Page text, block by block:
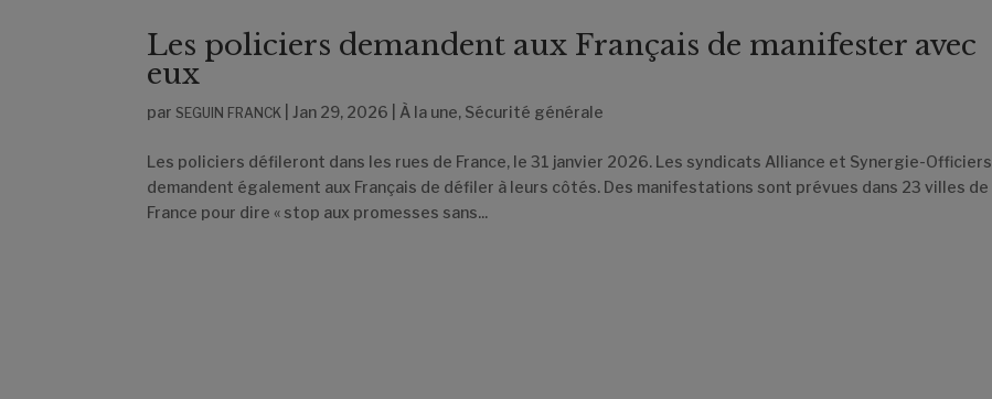
Les policiers demandent aux Français de manifester avec
eux
par SEGUIN FRANCK Jan 29, 2026 À la une, Sécurité générale
Les policiers défileront dans les rues de France, le 31 janvier 2026. Les syndicats Alliance et Synergie-Officiers
demandent également aux Français de défiler à leurs côtés. Des manifestations sont prévues dans 23 villes de
France pour dire « stop aux promesses sans...